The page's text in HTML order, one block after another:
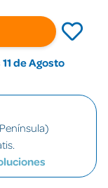
de Agosto